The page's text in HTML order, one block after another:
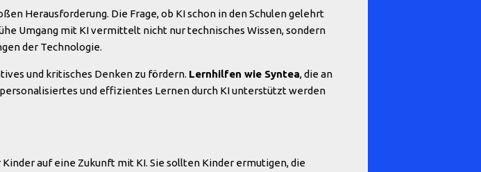
Herausforderung. Die Frage, ob KI schon in den Schulen gelehrt
Umgang mit KI vermittelt nicht nur technisches Wissen, sondern
der Technologie.
und kritisches Denken zu fördern. Lernhilfen wie Syntea, die an
und effizientes Lernen durch KI unterstützt werden
auf eine Zukunft mit KI. Sie sollten Kinder ermutigen, die